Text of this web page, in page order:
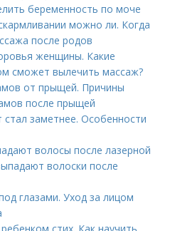
беременность по моче
можно ли. Когда
после родов
женщины. Какие
сможет вылечить массаж?
от прыщей. Причины
после прыщей
заметнее. Особенности
волосы после лазерной
волоски после
глазами. Уход за лицом